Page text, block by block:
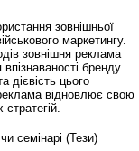
зовнішньої
маркетингу.
зовнішня реклама
бренду.
дієвість цього
відновлює свою
семінарі (Тези)